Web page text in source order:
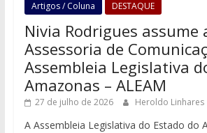
Artigos / Coluna DESTAQUE
Nivia Rodrigues assume
Assessoria de
Assembleia Legislativa
Amazonas – ALEAM
27 de julho de 2026 Heroldo Linhares
A Assembleia Legislativa do Estado do